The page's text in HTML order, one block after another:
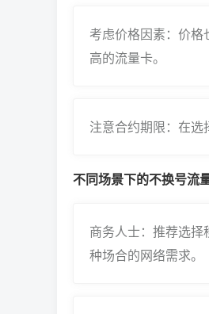
考虑价格因素：价
高的流量卡。
注意合约期限：在选
不同场景下的不换号流
商务人士：推荐选
种场合的网络需求。